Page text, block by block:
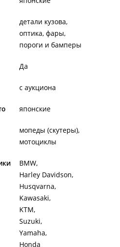
детали кузова
оптика, фары
пороги и бамперы
Да
с аукциона
японские
мопеды (скутеры)
мотоциклы
BMW
Harley Davidson
Husqvarna
Kawasaki
KTM
Suzuki
Yamaha
Honda